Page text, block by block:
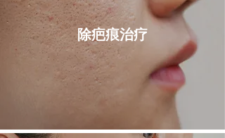
​除疤痕治疗